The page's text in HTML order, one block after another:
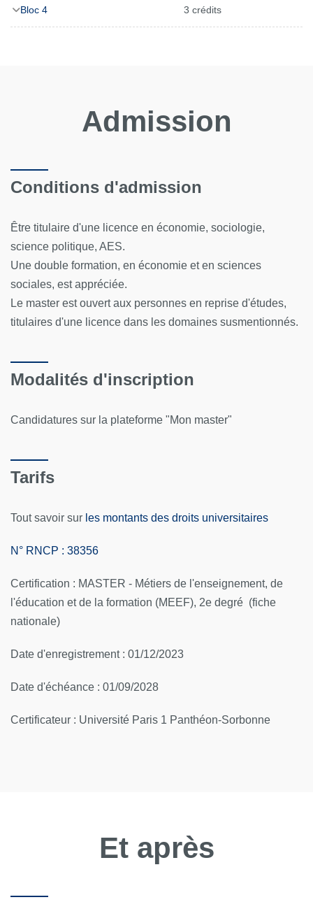
Bloc 4 3 crédits
Admission
Conditions d'admission
Être titulaire d'une licence en économie, sociologie,
science politique, AES.
Une double formation, en économie et en sciences
sociales, est appréciée.
Le master est ouvert aux personnes en reprise d'études,
titulaires d'une licence dans les domaines susmentionnés.
Modalités d'inscription
Candidatures sur la plateforme "Mon master"
Tarifs
Tout savoir sur les montants des droits universitaires
N° RNCP : 38356
Certification : MASTER - Métiers de l'enseignement, de
l'éducation et de la formation (MEEF), 2e degré (fiche
nationale)
Date d'enregistrement : 01/12/2023
Date d'échéance : 01/09/2028
Certificateur : Université Paris 1 Panthéon-Sorbonne
Et après